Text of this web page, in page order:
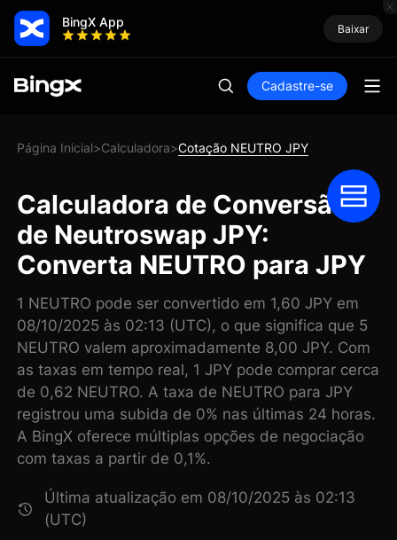
BingX App Baixar
Cadastre-se
Página Inicial>Calculadora>Cotação NEUTRO JPY
Calculadora de Conversão
de Neutroswap JPY:
Converta NEUTRO para JPY
1 NEUTRO pode ser convertido em 1,60 JPY em
08/10/2025 às 02:13 (UTC), o que significa que 5
NEUTRO valem aproximadamente 8,00 JPY. Com
as taxas em tempo real, 1 JPY pode comprar cerca
de 0,62 NEUTRO. A taxa de NEUTRO para JPY
registrou uma subida de 0% nas últimas 24 horas.
A BingX oferece múltiplas opções de negociação
com taxas a partir de 0,1%.
Última atualização em 08/10/2025 às 02:13
(UTC)